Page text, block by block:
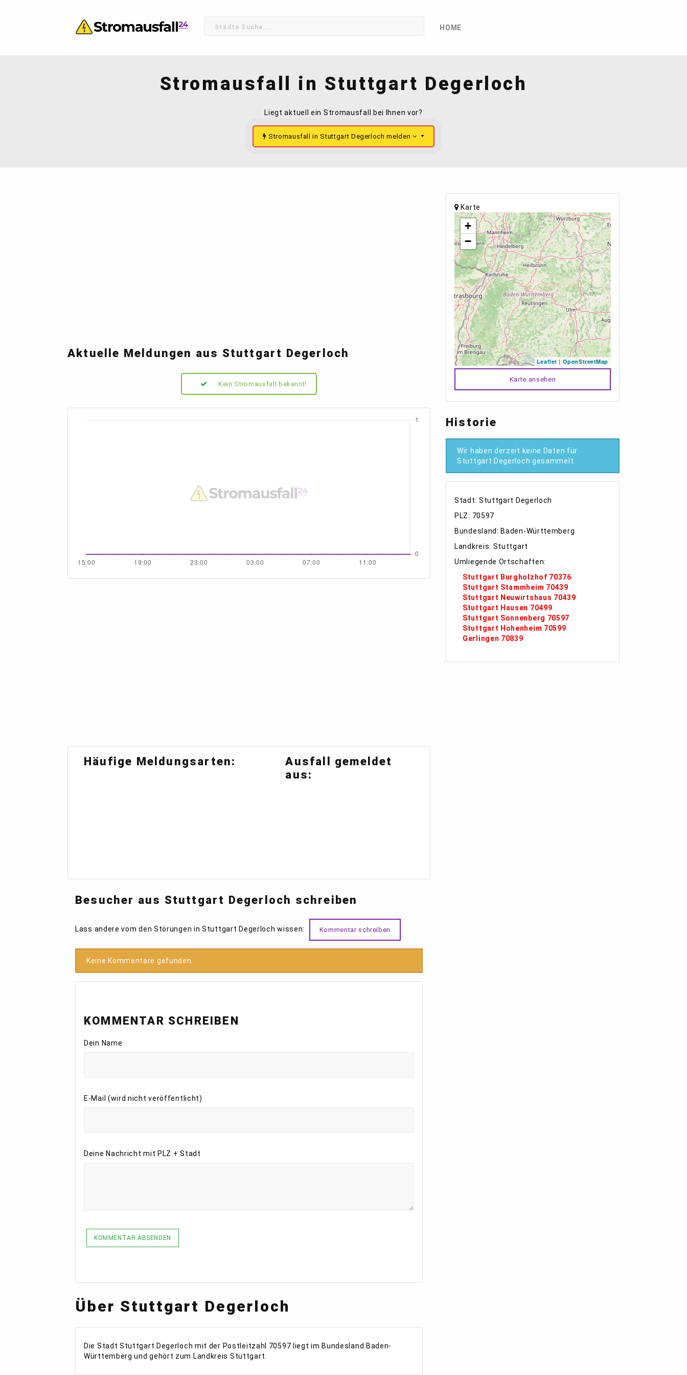
HOME
Stromausfall in Stuttgart Degerloch
Liegt aktuell ein Stromausfall bei Ihnen vor?
Stromausfall in Stuttgart Degerloch melden
Aktuelle Meldungen aus Stuttgart Degerloch
Kein Stromausfall bekannt!
Häufige Meldungsarten:
Ausfall gemeldet
aus:
Besucher aus Stuttgart Degerloch schreiben
Lass andere vom den Störungen in Stuttgart Degerloch wissen: Kommentar schreiben
Keine Kommentare gefunden.
KOMMENTAR SCHREIBEN
Dein Name
E-Mail (wird nicht veröffentlicht)
Deine Nachricht mit PLZ + Stadt
KOMMENTAR ABSENDEN
Über Stuttgart Degerloch
Die Stadt Stuttgart Degerloch mit der Postleitzahl 70597 liegt im Bundesland Baden-
Württemberg und gehört zum Landkreis Stuttgart.
Karte
+
−
Leaflet |OpenStreetMap
Karte ansehen
Historie
Wir haben derzeit keine Daten für
Stuttgart Degerloch gesammelt.
Stadt: Stuttgart Degerloch
PLZ: 70597
Bundesland: Baden-Württemberg
Landkreis: Stuttgart
Umliegende Ortschaften:
Stuttgart Burgholzhof 70376
Stuttgart Stammheim 70439
Stuttgart Neuwirtshaus 70439
Stuttgart Hausen 70499
Stuttgart Sonnenberg 70597
Stuttgart Hohenheim 70599
Gerlingen 70839